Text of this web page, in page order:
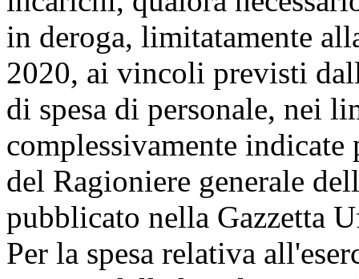
in deroga, limitatamente
2020, ai vincoli previsti
di spesa di personale, nei
complessivamente indicate
del Ragioniere generale
pubblicato nella Gazzetta
Per la spesa relativa